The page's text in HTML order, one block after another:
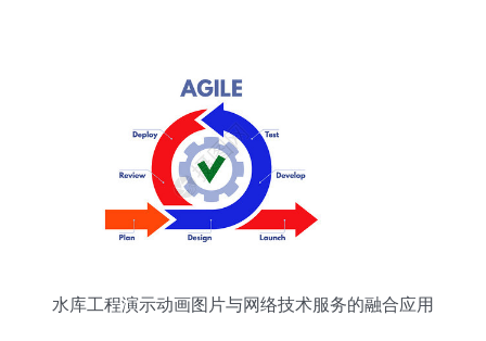
水库工程演示动画图片与网络技术服务的融合应用